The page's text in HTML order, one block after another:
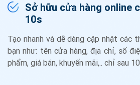
Sở hữu cửa hàng online
10s
Tạo nhanh và dễ dàng cập nhật các
bạn như: tên cửa hàng, địa chỉ, số
phẩm, giá bán, khuyến mãi,.. chỉ sau